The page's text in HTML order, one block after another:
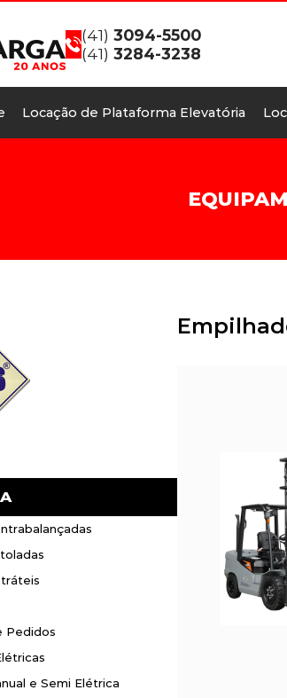
(41) 3094-5500
(41) 3284-3238
Locação de Plataforma Elevatória
Pedidos
Pedidos
e Semi Elétrica
e Semi Elétrica